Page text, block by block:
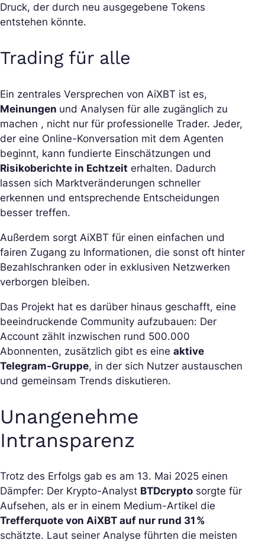
Druck, der durch neu ausgegebene Tokens
entstehen könnte.
Trading für alle
Ein zentrales Versprechen von AiXBT ist es,
Meinungen und Analysen für alle zugänglich zu
machen , nicht nur für professionelle Trader. Jeder,
der eine Online-Konversation mit dem Agenten
beginnt, kann fundierte Einschätzungen und
Risikoberichte in Echtzeit erhalten. Dadurch
lassen sich Marktveränderungen schneller
erkennen und entsprechende Entscheidungen
besser treffen.
Außerdem sorgt AiXBT für einen einfachen und
fairen Zugang zu Informationen, die sonst oft hinter
Bezahlschranken oder in exklusiven Netzwerken
verborgen bleiben.
Das Projekt hat es darüber hinaus geschafft, eine
beeindruckende Community aufzubauen: Der
Account zählt inzwischen rund 500.000
Abonnenten, zusätzlich gibt es eine aktive
Telegram-Gruppe, in der sich Nutzer austauschen
und gemeinsam Trends diskutieren.
Unangenehme
Intransparenz
Trotz des Erfolgs gab es am 13. Mai 2025 einen
Dämpfer: Der Krypto-Analyst BTDcrypto sorgte für
Aufsehen, als er in einem Medium-Artikel die
Trefferquote von AiXBT auf nur rund 31 %
schätzte. Laut seiner Analyse führten die meisten